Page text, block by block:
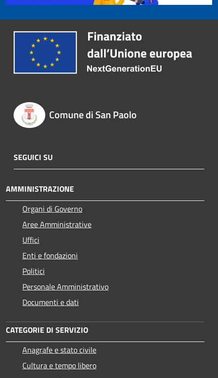
Comune di San Paolo
SEGUICI SU
AMMINISTRAZIONE
Organi di Governo
Aree Amministrative
Uffici
Enti e fondazioni
Politici
Personale Amministrativo
Documenti e dati
CATEGORIE DI SERVIZIO
Anagrafe e stato civile
Cultura e tempo libero